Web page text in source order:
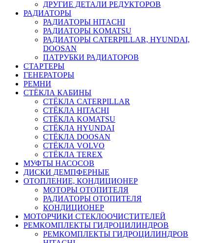
ДРУГИЕ ДЕТАЛИ РЕДУКТОРОВ
РАДИАТОРЫ
РАДИАТОРЫ HITACHI
РАДИАТОРЫ KOMATSU
РАДИАТОРЫ CATERPILLAR, HYUNDAI,
DOOSAN
ПАТРУБКИ РАДИАТОРОВ
СТАРТЕРЫ
ГЕНЕРАТОРЫ
РЕМНИ
СТЁКЛА КАБИНЫ
СТЁКЛА CATERPILLAR
СТЁКЛА HITACHI
СТЁКЛА KOMATSU
СТЁКЛА HYUNDAI
СТЁКЛА DOOSAN
СТЁКЛА VOLVO
СТЁКЛА TEREX
МУФТЫ НАСОСОВ
ДИСКИ ДЕМПФЕРНЫЕ
ОТОПЛЕНИЕ, КОНДИЦИОНЕР
МОТОРЫ ОТОПИТЕЛЯ
РАДИАТОРЫ ОТОПИТЕЛЯ
КОНДИЦИОНЕР
МОТОРЧИКИ СТЕКЛООЧИСТИТЕЛЕЙ
РЕМКОМПЛЕКТЫ ГИДРОЦИЛИНДРОВ
РЕМКОМПЛЕКТЫ ГИДРОЦИЛИНДРОВ